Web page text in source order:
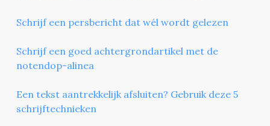
Schrijf een persbericht dat wél wordt gelezen
Schrijf een goed achtergrondartikel met de
notendop-alinea
Een tekst aantrekkelijk afsluiten? Gebruik deze 5
schrijftechnieken